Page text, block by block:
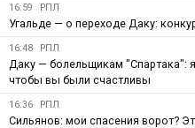
16:59 РПЛ
Угальде — о переходе Даку:
16:48 РПЛ
Даку — болельщикам "Спартака":
чтобы вы были счастливы
16:36 РПЛ
Сильянов: мои спасения ворот?